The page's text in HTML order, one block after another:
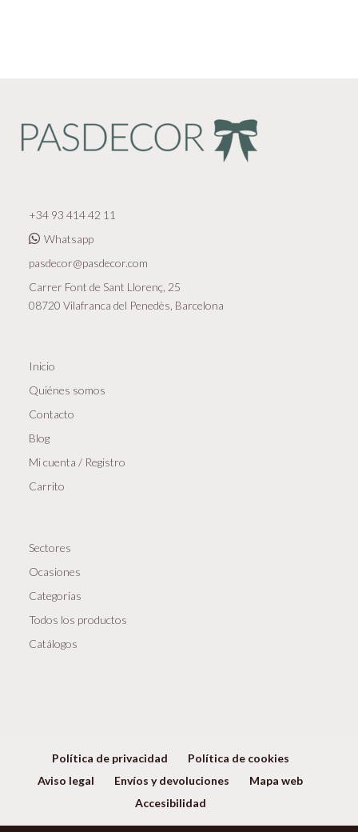
+34 93 414 42 11
Whatsapp
pasdecor@pasdecor.com
Carrer Font de Sant Llorenç, 25
08720 Vilafranca del Penedès, Barcelona
Inicio
Quiénes somos
Contacto
Blog
Mi cuenta / Registro
Carrito
Sectores
Ocasiones
Categorias
Todos los productos
Catálogos
Política de privacidad
Política de cookies
Aviso legal
Envíos y devoluciones
Mapa web
Accesibilidad